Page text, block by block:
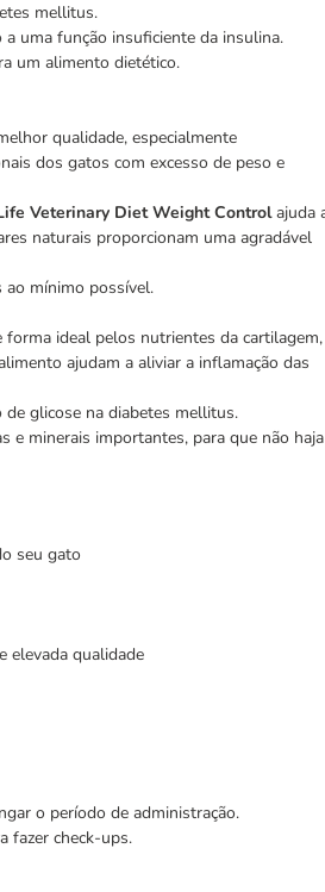
mellitus.
uma função insuficiente da insulina.
um alimento dietético.
qualidade, especialmente
dos gatos com excesso de peso e
Veterinary Diet Weight Controlajuda
naturais proporcionam uma agradável
ao mínimo possível.
forma ideal pelos nutrientes da cartilagem,
ajudam a aliviar a inflamação das
glicose na diabetes mellitus.
e minerais importantes, para que não haja
seu gato
elevada qualidade
o período de administração.
fazer check-ups.